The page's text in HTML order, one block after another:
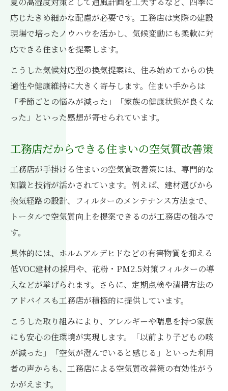
応じたきめ細かな配慮が必要です。工務店は実際の建設
現場で培ったノウハウを活かし、気候変動にも柔軟に対
応できる住まいを提案します。
こうした気候対応型の換気提案は、住み始めてからの快
適性や健康維持に大きく寄与します。住まい手からは
「季節ごとの悩みが減った」「家族の健康状態が良くな
った」といった感想が寄せられています。
工務店だからできる住まいの空気質改善策
工務店が手掛ける住まいの空気質改善策には、専門的な
知識と技術が活かされています。例えば、建材選びから
換気経路の設計、フィルターのメンテナンス方法まで、
トータルで空気質向上を提案できるのが工務店の強みで
す。
具体的には、ホルムアルデヒドなどの有害物質を抑える
低VOC建材の採用や、花粉・PM2.5対策フィルターの導
入などが挙げられます。さらに、定期点検や清掃方法の
アドバイスも工務店が積極的に提供しています。
こうした取り組みにより、アレルギーや喘息を持つ家族
にも安心の住環境が実現します。「以前より子どもの咳
が減った」「空気が澄んでいると感じる」といった利用
者の声からも、工務店による空気質改善策の有効性がう
かがえます。